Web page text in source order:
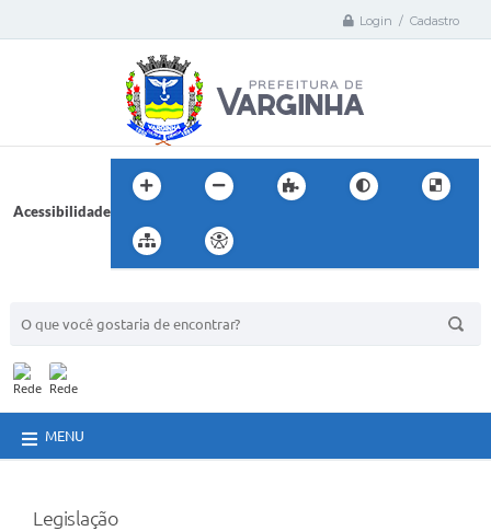
Login / Cadastro
Acessibilidade
MENU
Legislação